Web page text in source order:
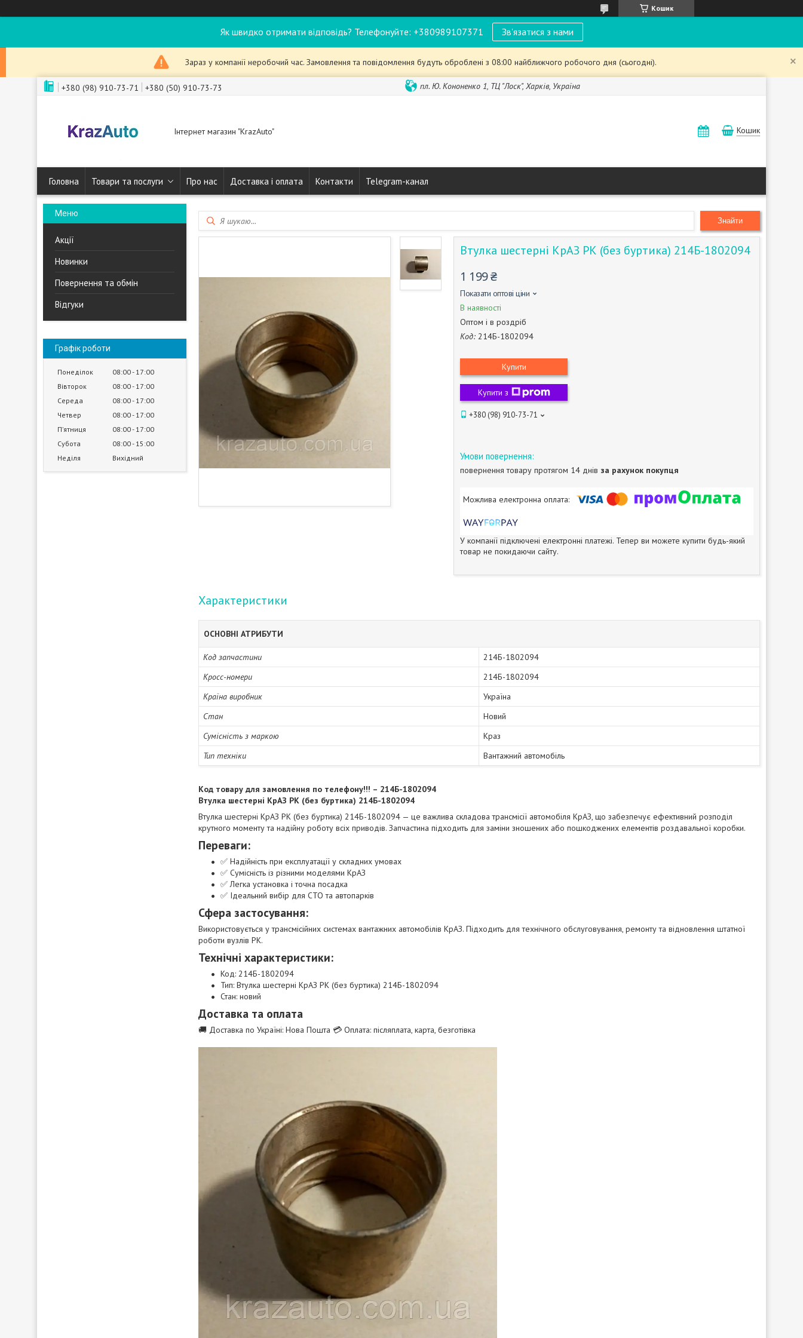
Кошик
Як швидко отримати відповідь? Телефонуйте: +380989107371 Зв'язатися з нами
Зараз у компанії неробочий час. Замовлення та повідомлення будуть оброблені з 08:00 найближчого робочого дня (сьогодні).
+380 (98) 910-73-71 +380 (50) 910-73-73 пл. Ю. Кононенко 1, ТЦ "Лоск", Харків, Україна
Інтернет магазин "KrazAuto" Кошик
Головна Товари та послуги Про нас Доставка і оплата Контакти Telegram-канал
Акції
Новинки
Повернення та обмін
Відгуки
Графік роботи
Понеділок 08:00 17:00
Вівторок
08:00 17:00
Середа
08:00 17:00
Четвер
08:00 17:00
Пʼятниця
08:00 17:00
Субота
08:00 15:00
Неділя
Вихідний
Знайти
Втулка шестерні КрАЗ РК (без буртика) 214Б-1802094
1 199 ₴
Показати оптові ціни
В наявності
Оптом і в роздріб
Код: 214Б-1802094
Купити
Купити з
+380 (98) 910-73-71
повернення товару протягом 14 днів за рахунок покупця
У компанії підключені електронні платежі. Тепер ви можете купити будь-який
товар не покидаючи сайту.
Характеристики
ОСНОВНІ АТРИБУТИ
Код запчастини
214Б-1802094
Кросс-номери
214Б-1802094
Країна виробник
Україна
Стан
Новий
Сумісність з маркою
Краз
Тип техніки
Вантажний автомобіль
Код товару для замовлення по телефону!!! – 214Б-1802094
Втулка шестерні КрАЗ РК (без буртика) 214Б-1802094
Втулка шестерні КрАЗ РК (без буртика) 214Б-1802094 — це важлива складова трансмісії автомобіля КрАЗ, що забезпечує ефективний розподіл
крутного моменту та надійну роботу всіх приводів. Запчастина підходить для заміни зношених або пошкоджених елементів роздавальної коробки.
Переваги:
✅ Надійність при експлуатації у складних умовах
✅ Сумісність із різними моделями КрАЗ
✅ Легка установка і точна посадка
✅ Ідеальний вибір для СТО та автопарків
Сфера застосування:
Використовується у трансмісійних системах вантажних автомобілів КрАЗ. Підходить для технічного обслуговування, ремонту та відновлення штатної
роботи вузлів РК.
Технічні характеристики:
Код: 214Б-1802094
Тип: Втулка шестерні КрАЗ РК (без буртика) 214Б-1802094
Стан: новий
Доставка та оплата
🚚 Доставка по Україні: Нова Пошта 💳 Оплата: післяплата, карта, безготівка